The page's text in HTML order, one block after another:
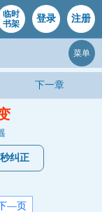
临时
书架
登录 注册
菜单
下一章
纠正
—页